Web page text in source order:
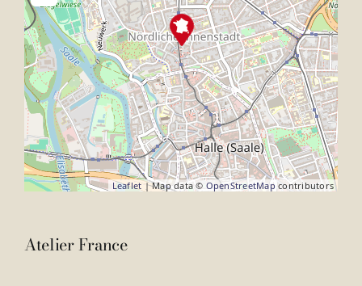
Leaflet | Map data © OpenStreetMap contributors
Atelier France